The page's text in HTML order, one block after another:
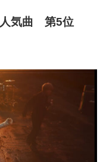
気曲 第5位